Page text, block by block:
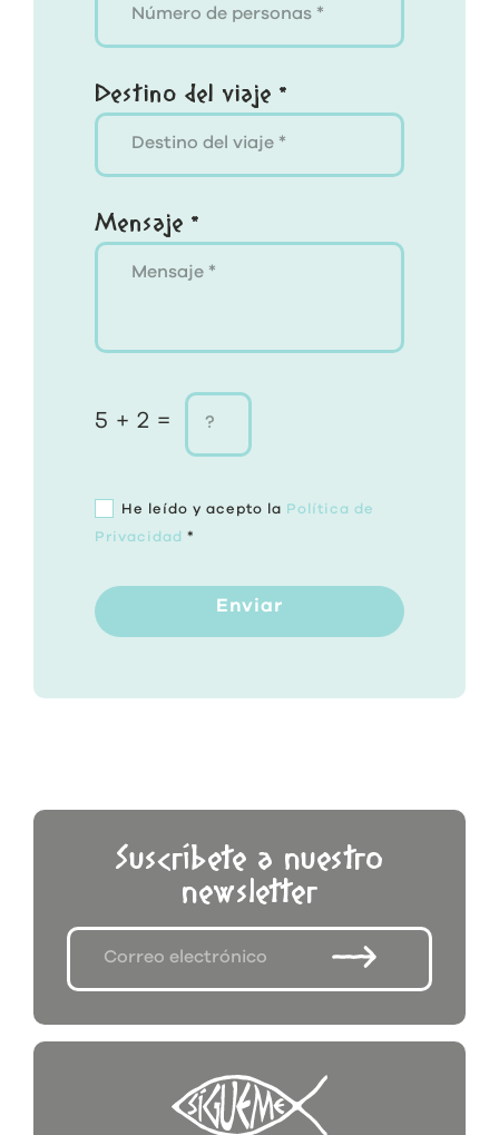
Destino del viaje *
Mensaje *
5 + 2 =
He leído y acepto la Política de
Privacidad *
Enviar
Suscríbete a nuestro
newsletter